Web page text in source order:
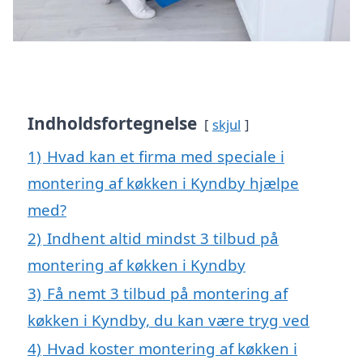
Indholdsfortegnelse skjul
1) Hvad kan et firma med speciale i
montering af køkken i Kyndby hjælpe
med?
2) Indhent altid mindst 3 tilbud på
montering af køkken i Kyndby
3) Få nemt 3 tilbud på montering af
køkken i Kyndby, du kan være tryg ved
4) Hvad koster montering af køkken i